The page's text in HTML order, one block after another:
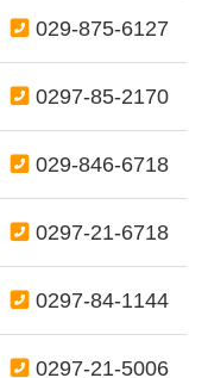
029-875-6127
0297-85-2170
029-846-6718
0297-21-6718
0297-84-1144
0297-21-5006